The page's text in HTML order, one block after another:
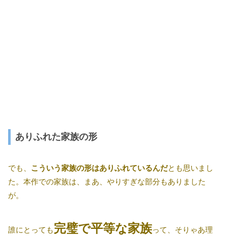
ありふれた家族の形
でも、 こういう家族の形はありふれているんだとも思いまし
た。本作での家族は、まあ、やりすぎな部分もありました
が。
誰にとっても完璧で平等な家族って、そりゃあ理